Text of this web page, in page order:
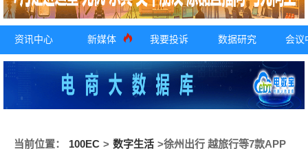
资讯中心 新媒体 我要投诉 数据研究 会议
当前位置： 100EC > 数字生活 >徐州出行 越旅行等7款APP